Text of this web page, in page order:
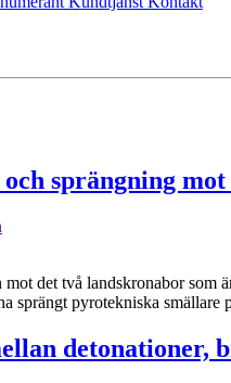
sprängning
det två landskronabor
sprängt pyrotekniska
detonationer,